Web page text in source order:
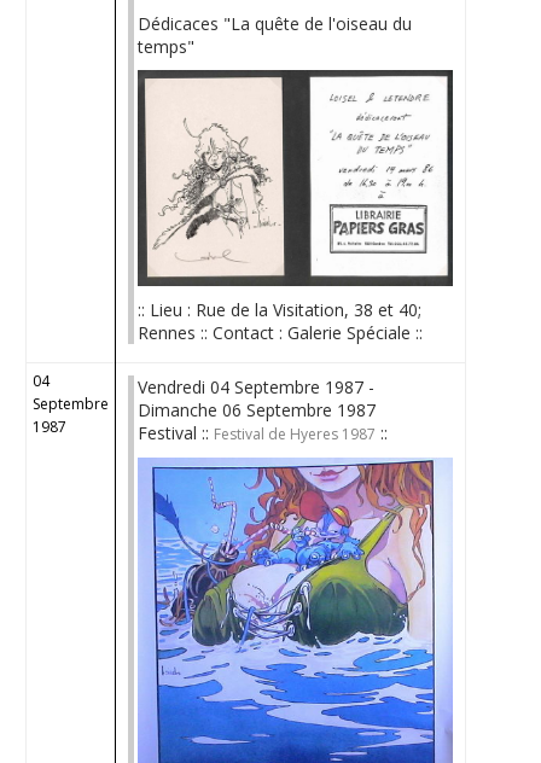
Dédicaces "La quête de l'oiseau du
temps"
:: Lieu : Rue de la Visitation, 38 et 40;
Rennes :: Contact : Galerie Spéciale ::
04
Septembre
1987
Vendredi 04 Septembre 1987 -
Dimanche 06 Septembre 1987
Festival :: Festival de Hyeres 1987 ::